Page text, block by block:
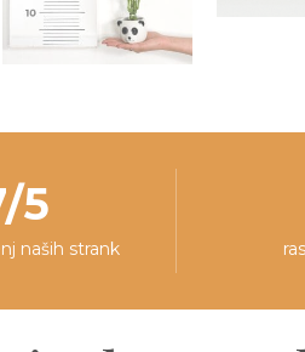
5
naših strank